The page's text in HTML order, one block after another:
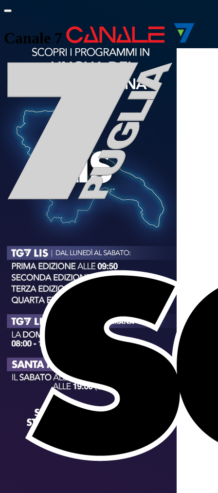
Canale 7